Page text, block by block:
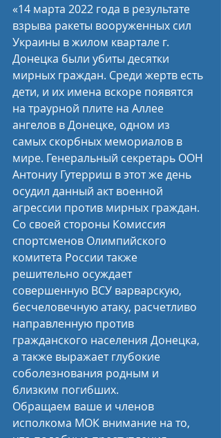
«14 марта 2022 года в результате
взрыва ракеты вооруженных сил
Украины в жилом квартале г.
Донецка были убиты десятки
мирных граждан. Среди жертв есть
дети, и их имена вскоре появятся
на траурной плите на Аллее
ангелов в Донецке, одном из
самых скорбных мемориалов в
мире. Генеральный секретарь ООН
Антониу Гутерриш в этот же день
осудил данный акт военной
агрессии против мирных граждан.
Со своей стороны Комиссия
спортсменов Олимпийского
комитета России также
решительно осуждает
совершенную ВСУ варварскую,
бесчеловечную атаку, расчетливо
направленную против
гражданского населения Донецка,
а также выражает глубокие
соболезнования родным и
близким погибших.
Обращаем ваше и членов
исполкома МОК внимание на то,